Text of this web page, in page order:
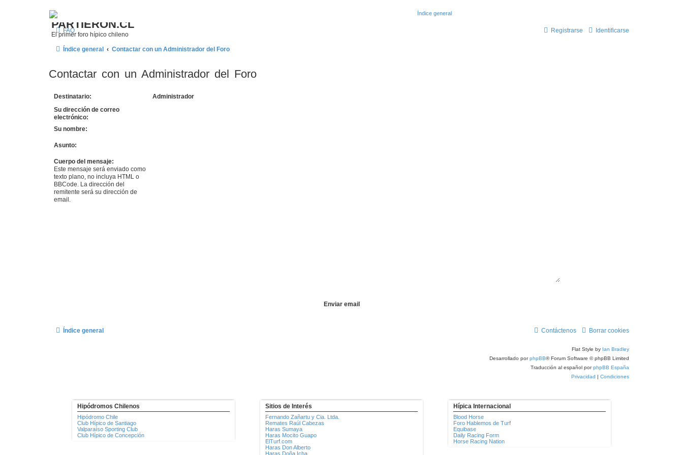
¿Qué esperas? Regístrate como usuario en Partieron.cl y participa con nosotros!!
PARTIERON.CL
El primer foro hípico chileno
FAQ Identificarse
Registrarse
Índice general Contactar con un Administrador del Foro
Contactar con un Administrador del Foro
Destinatario:
Administrador
Su dirección de correo
electrónico:
Su nombre:
Asunto:
Cuerpo del mensaje:
Este mensaje será enviado como
texto plano, no incluya HTML o
BBCode. La dirección del
remitente será su dirección de
email.
Índice general Borrar cookies
Contáctenos
Flat Style by Ian Bradley
Desarrollado porphpBB® Forum Software © phpBB Limited
Traducción al español porphpBB España
Privacidad | Condiciones
Hipódromos Chilenos
Hipódromo Chile
Club Hípico de Santiago
Valparaíso Sporting Club
Club Hípico de Concepción
Sitios de Interés
Fernando Zañartu y Cia. Ltda.
Remates Raúl Cabezas
Haras Sumaya
Haras Mocito Guapo
ElTurf.com
Haras Don Alberto
Haras Doña Icha
Hípica Internacional
Blood Horse
Foro Hablemos de Turf
Equibase
Daily Racing Form
Horse Racing Nation